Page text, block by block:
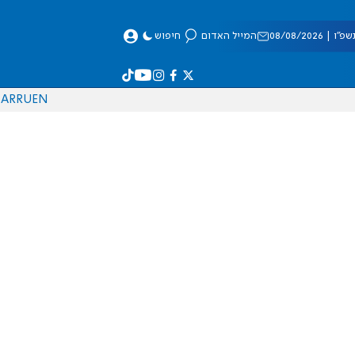
08/2026 המייל האדום חיפוש
EN
RU
AR